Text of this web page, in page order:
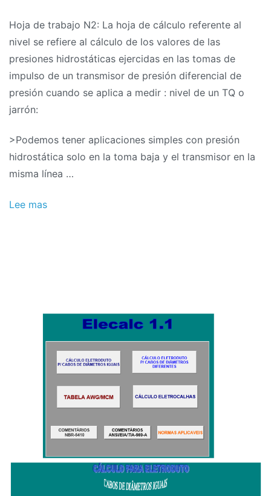
Hoja de trabajo N2: La hoja de cálculo referente al
nivel se refiere al cálculo de los valores de las
presiones hidrostáticas ejercidas en las tomas de
impulso de un transmisor de presión diferencial de
presión cuando se aplica a medir : nivel de un TQ o
jarrón:
>Podemos tener aplicaciones simples con presión
hidrostática solo en la toma baja y el transmisor en la
misma línea …
Lee mas